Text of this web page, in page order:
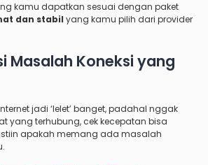
kamu dapatkan sesuai dengan paket
dan stabil yang kamu pilih dari provider
Masalah Koneksi yang
jadi ‘lelet’ banget, padahal nggak
yang terhubung, cek kecepatan bisa
apakah memang ada masalah